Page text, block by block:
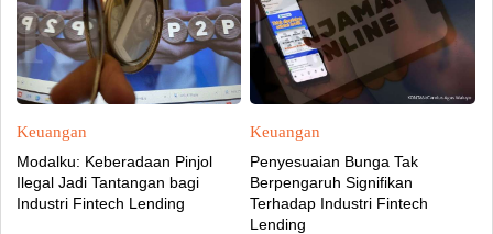
Keuangan
Modalku: Keberadaan Pinjol
Ilegal Jadi Tantangan bagi
Industri Fintech Lending
Keuangan
Penyesuaian Bunga Tak
Berpengaruh Signifikan
Terhadap Industri Fintech
Lending